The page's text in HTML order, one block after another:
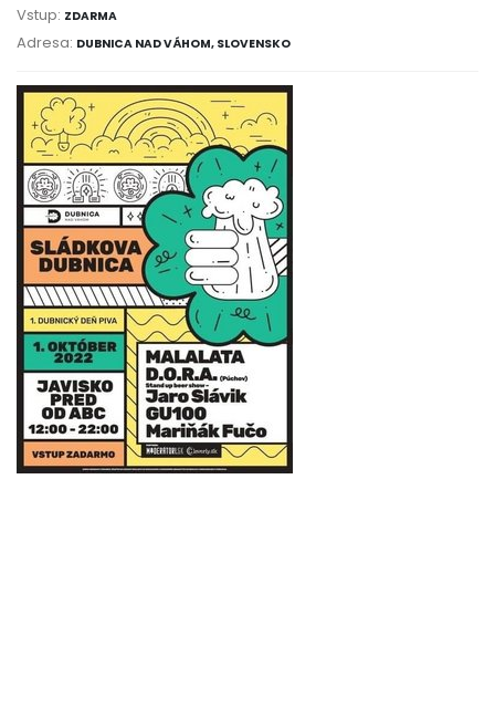
Vstup: ZDARMA
Adresa: DUBNICA NAD VÁHOM, SLOVENSKO